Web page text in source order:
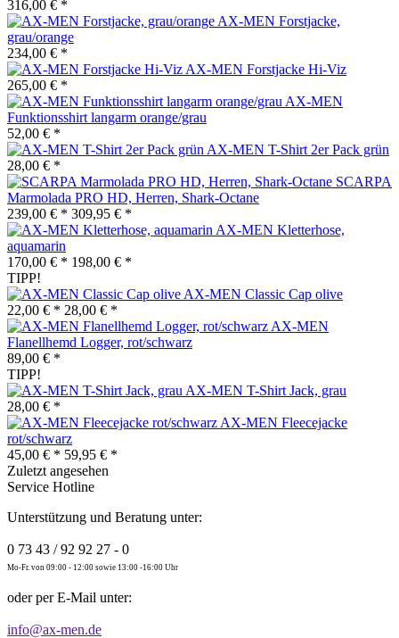
316,00 € *
AX-MEN Forstjacke,
grau/orange
234,00 € *
AX-MEN Forstjacke Hi-Viz
265,00 € *
AX-MEN
Funktionsshirt langarm orange/grau
52,00 € *
AX-MEN T-Shirt 2er Pack grün
28,00 € *
SCARPA
Marmolada PRO HD, Herren, Shark-Octane
239,00 € * 309,95 € *
AX-MEN Kletterhose,
aquamarin
170,00 € * 198,00 € *
TIPP!
AX-MEN Classic Cap olive
22,00 € * 28,00 € *
AX-MEN
Flanellhemd Logger, rot/schwarz
89,00 € *
TIPP!
AX-MEN T-Shirt Jack, grau
28,00 € *
AX-MEN Fleecejacke
rot/schwarz
45,00 € * 59,95 € *
Zuletzt angesehen
Service Hotline
Unterstützung und Beratung unter:
0 73 43 / 92 92 27 - 0
Mo-Fr. von 09:00 - 12:00 sowie 13:00 -16:00 Uhr
oder per E-Mail unter:
info@ax-men.de